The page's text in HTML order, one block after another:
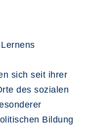
sich seit ihrer
des sozialen
Bildung